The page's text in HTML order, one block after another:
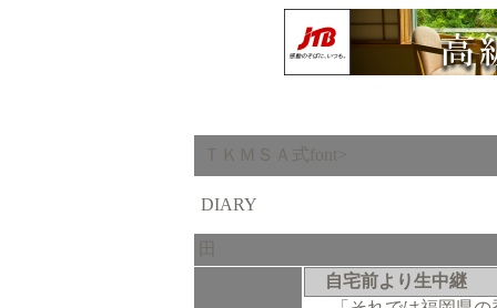
ＴＫＭＳＡ式font>
DIARY
田
自宅前より生中継